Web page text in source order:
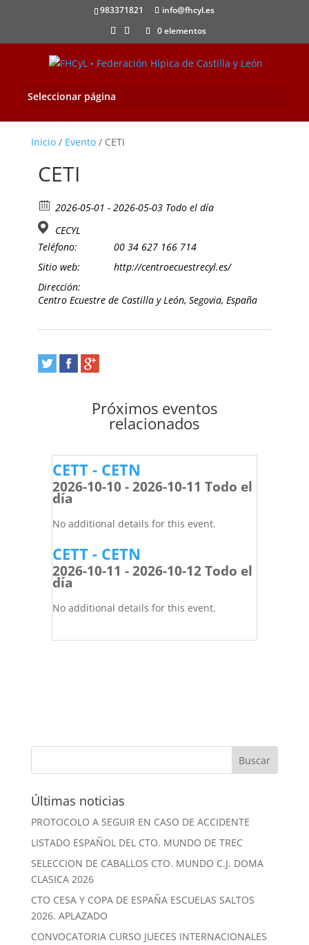
983371821
info@fhcyl.es
0 elementos
Seleccionar página
Inicio/ Evento/ CETI
CETI
2026-05-01 - 2026-05-03 Todo el día
CECYL
Teléfono:
00 34 627 166 714
Sitio web:
http://centroecuestrecyl.es/
Dirección:
Centro Ecuestre de Castilla y León, Segovia, España
Próximos eventos
relacionados
CETT - CETN
2026-10-10 - 2026-10-11 Todo el
día
No additional details for this event.
CETT - CETN
2026-10-11 - 2026-10-12 Todo el
día
No additional details for this event.
Últimas noticias
PROTOCOLO A SEGUIR EN CASO DE ACCIDENTE
LISTADO ESPAÑOL DEL CTO. MUNDO DE TREC
SELECCION DE CABALLOS CTO. MUNDO C.J. DOMA
CLASICA 2026
CTO CESA Y COPA DE ESPAÑA ESCUELAS SALTOS
2026. APLAZADO
CONVOCATORIA CURSO JUECES INTERNACIONALES